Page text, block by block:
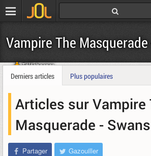
Vampire The
Télécharger
Derniers articles
Plus populaires
Articles sur Vampire
Masquerade -
Partager Gazouiller